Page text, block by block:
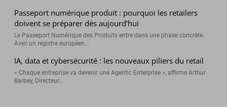
Passeport numérique produit : pourquoi les retailers
doivent se préparer dès aujourd’hui
Le Passeport Numérique des Produits entre dans une phase concrète.
Avec un registre européen...
IA, data et cybersécurité : les nouveaux piliers du retail
« Chaque entreprise va devenir une Agentic Enterprise », affirme Arthur
Barbey, Directeur...